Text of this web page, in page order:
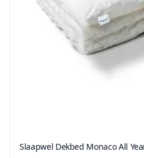
Slaapwel Dekbed Monaco All